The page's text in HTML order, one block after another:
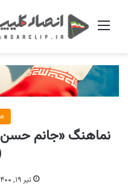
منو
نماهنگ «جانم
تیر ۱۹, ۱۴۰۰